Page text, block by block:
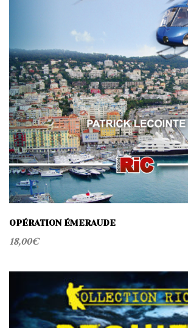
OPÉRATION ÉMERAUDE
18,00€